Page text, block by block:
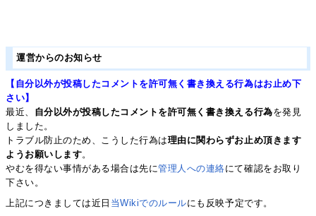
運営からのお知らせ
【自分以外が投稿したコメントを許可無く書き換える行為はお止め下
さい】
最近、 自分以外が投稿したコメントを許可無く書き換える行為を発見
しました。
トラブル防止のため、こうした行為は理由に関わらずお止め頂きます
ようお願いします。
やむを得ない事情がある場合は先に管理人への連絡にて確認をお取り
下さい。
上記につきましては近日 当Wikiでのルールにも反映予定です。